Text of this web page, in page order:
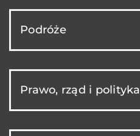
Podróże
Prawo, rząd i polityka